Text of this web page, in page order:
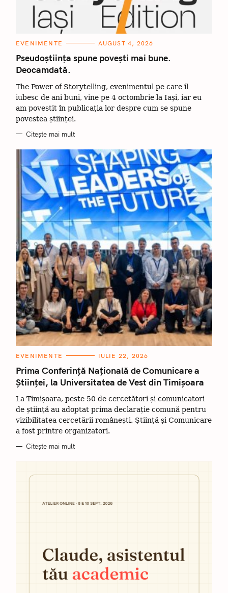
C
T
E
G
R
I
I
EVENIMENTE AUGUST 4, 2026
Pseudoștiința spune povești mai bune.
Deocamdată.
The Power of Storytelling, evenimentul pe care îl
iubesc de ani buni, vine pe 4 octombrie la Iași, iar eu
am povestit în publicația lor despre cum se spune
povestea științei.
Citește mai mult
C
T
E
G
O
R
I
I
EVENIMENTE IULIE 22, 2026
Prima Conferință Națională de Comunicare a
Științei, la Universitatea de Vest din Timișoara
La Timișoara, peste 50 de cercetători și comunicatori
de știință au adoptat prima declarație comună pentru
vizibilitatea cercetării românești. Știință și Comunicare
a fost printre organizatori.
Citește mai mult